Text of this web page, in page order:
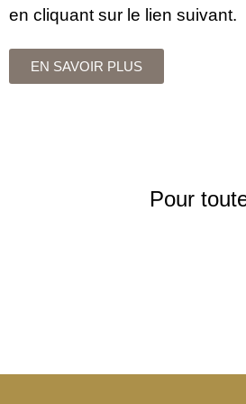
en cliquant sur le lien suivant.
EN SAVOIR PLUS
Pour